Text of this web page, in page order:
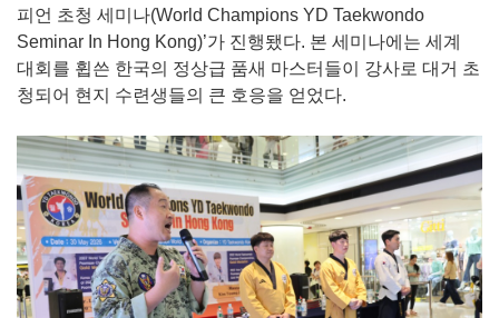
피언 초청 세미나(World Champions YD Taekwondo
Seminar In Hong Kong)’가 진행됐다. 본 세미나에는 세계
대회를 휩쓴 한국의 정상급 품새 마스터들이 강사로 대거 초
청되어 현지 수련생들의 큰 호응을 얻었다.